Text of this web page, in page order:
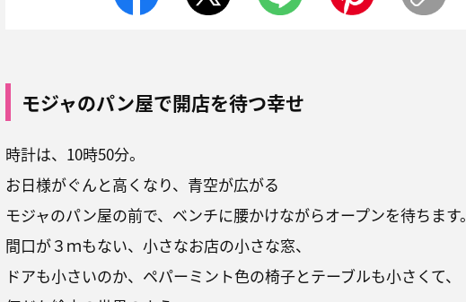
モジャのパン屋で開店を待つ幸せ
時計は、10時50分。
お日様がぐんと高くなり、青空が広がる
モジャのパン屋の前で、ベンチに腰かけながらオープンを待ちます。
間口が３ｍもない、小さなお店の小さな窓、
ドアも小さいのか、ペパーミント色の椅子とテーブルも小さくて、